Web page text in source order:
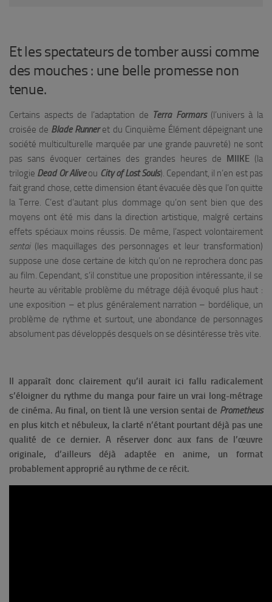
Et les spectateurs de tomber aussi comme
des mouches : une belle promesse non
tenue.
Certains aspects de l’adaptation de Terra Formars(l’univers à la
croisée de Blade Runneret du Cinquième Élément dépeignant une
société multiculturelle marquée par une grande pauvreté) ne sont
pas sans évoquer certaines des grandes heures de
MIIKE (la
trilogie Dead Or Aliveou City of Lost Souls). Cependant, il n’en est pas
fait grand chose, cette dimension étant évacuée dès que l’on quitte
la Terre. C’est d’autant plus dommage qu’on sent bien que des
moyens ont été mis dans la direction artistique, malgré certains
effets spéciaux moins réussis. De même, l’aspect volontairement
sentai(les maquillages des personnages et leur transformation)
suppose une dose certaine de kitch qu’on ne reprochera donc pas
au film. Cependant, s’il constitue une proposition intéressante, il se
heurte au véritable problème du métrage déjà évoqué plus haut :
une exposition – et plus généralement narration – bordélique, un
problème de rythme et surtout, une abondance de personnages
absolument pas développés desquels on se désintéresse très vite.
Il apparaît donc clairement qu’il aurait ici fallu radicalement
s’éloigner du rythme du manga pour faire un vrai long-métrage
de cinéma. Au final, on tient là une version sentai de Prometheus
en plus kitch et nébuleux, la clarté n’étant pourtant déjà pas une
qualité de ce dernier. A réserver donc aux fans de l’œuvre
originale, d’ailleurs déjà adaptée en anime, un format
probablement approprié au rythme de ce récit.